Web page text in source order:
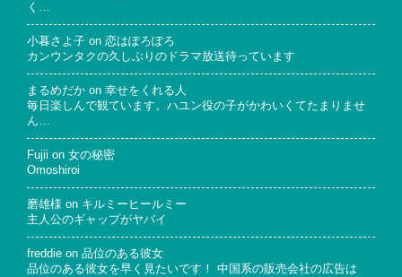
く…
小暮さよ子 on 恋はぽろぽろ
カンウンタクの久しぶりのドラマ放送待っています
まるめだか on 幸せをくれる人
毎日楽しんで観ています。ハユン役の子がかわいくてたまりませ
ん…
Fujii on 女の秘密
Omoshiroi
磨雄様 on キルミーヒールミー
主人公のギャップがヤバイ
freddie on 品位のある彼女
品位のある彼女を早く見たいです！ 中国系の販売会社の広告は